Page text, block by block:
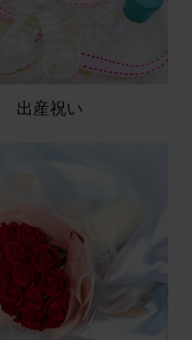
2026/05/11
届き母も喜んで
(青・紫) Sサイ
出産祝い